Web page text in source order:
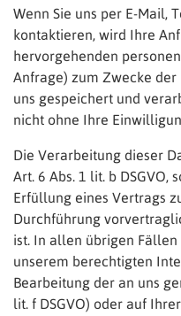
Wenn Sie uns per E-Mail,
kontaktieren, wird Ihre
hervorgehenden
Anfrage) zum Zwecke
uns gespeichert und
nicht ohne Ihre
Die Verarbeitung dieser
Art. 6 Abs. 1 lit. b
Erfüllung eines Vertrags
Durchführung
ist. In allen übrigen
unserem berechtigten
Bearbeitung der an uns
lit. f DSGVO) oder auf